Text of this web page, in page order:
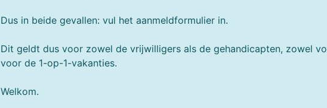
Dus in beide gevallen: vul het aanmeldformulier in.
Dit geldt dus voor zowel de vrijwilligers als de gehandicapten, zowel
voor de 1-op-1-vakanties.
Welkom.